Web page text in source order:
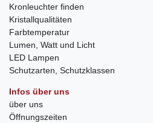
Kronleuchter finden
Kristallqualitäten
Farbtemperatur
Lumen, Watt und Licht
LED Lampen
Schutzarten, Schutzklassen
Infos über uns
über uns
Öffnungszeiten